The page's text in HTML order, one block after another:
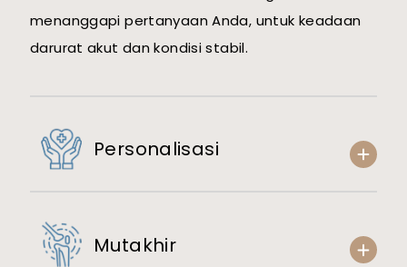
menanggapi pertanyaan Anda, untuk keadaan
darurat akut dan kondisi stabil.
Personalisasi
Mutakhir